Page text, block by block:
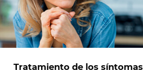
Tratamiento de los síntomas